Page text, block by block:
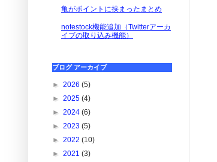
亀がポイントに挟まったまとめ
notestock機能追加（Twitterアーカ
イブの取り込み機能）
ブログ アーカイブ
► 2026 (5)
► 2025 (4)
► 2024 (6)
► 2023 (5)
► 2022 (10)
► 2021 (3)